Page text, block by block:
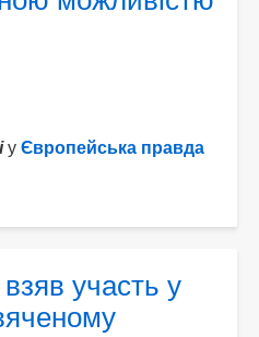
у Європейська правда
участь у